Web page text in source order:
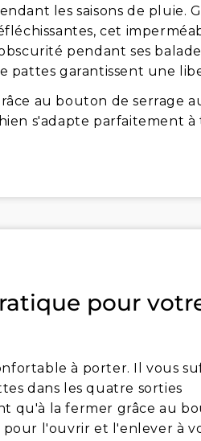
les saisons de pluie.
cet
pendant ses
pattes garantissent une
au bouton de serrage
s'adapte parfaitement à
pour
à porter. Il vous
dans les quatre sorties
qu'à la fermer grâce au
pour l'ouvrir et l'enlever à